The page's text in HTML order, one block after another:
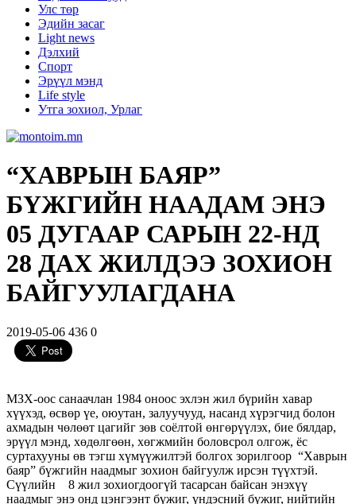
Улс төр
Эдийн засаг
Light news
Дэлхий
Спорт
Эрүүл мэнд
Life style
Утга зохиол, Урлаг
“ХАВРЫН БАЯР”
БҮЖГИЙН НААДАМ ЭНЭ
05 ДУГААР САРЫН 22-НД
28 ДАХ ЖИЛДЭЭ ЗОХИОН
БАЙГУУЛАГДАНА
2019-05-06 436 0
МЗХ-оос санаачлан 1984 оноос эхлэн жил бүрийн хавар
хүүхэд, өсвөр үе, оюутан, залуучууд, насанд хүрэгчид болон
ахмадын чөлөөт цагийг зөв соёлтой өнгөрүүлэх, бие бялдар,
эрүүл мэнд, хөдөлгөөн, хөгжмийн боловсрол олгож, ёс
суртахууны өв тэгш хүмүүжилтэй болгох зорилгоор “Хаврын
баяр” бүжгийн наадмыг зохион байгуулж ирсэн түүхтэй.
Сүүлийн 8 жил зохиогдоогүй тасарсан байсан энэхүү
наадмыг энэ онд цэнгээнт бүжиг, үндэсний бүжиг, нийтийн